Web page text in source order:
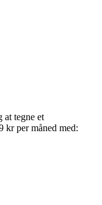
at tegne et
kr per måned med: